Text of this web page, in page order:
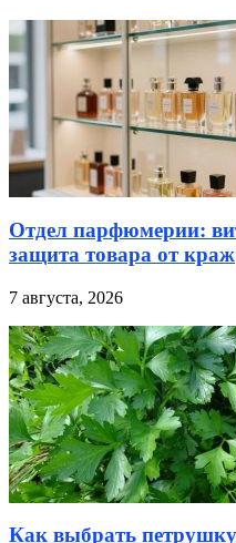
Отдел парфюмерии:
защита товара от краж
7 августа, 2026
Как выбрать